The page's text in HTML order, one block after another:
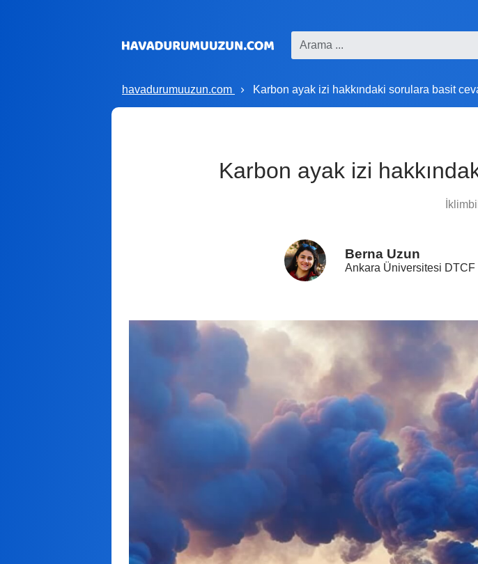
havadurumuuzun.com Karbon ayak izi hakkındaki sorulara basit
Karbon ayak izi
Berna Uzun
Ankara Üniversitesi